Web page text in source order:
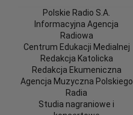
Polskie Radio S.A.
Informacyjna Agencja
Radiowa
Centrum Edukacji Medialnej
Redakcja Katolicka
Redakcja Ekumeniczna
Agencja Muzyczna Polskiego
Radia
Studia nagraniowe i